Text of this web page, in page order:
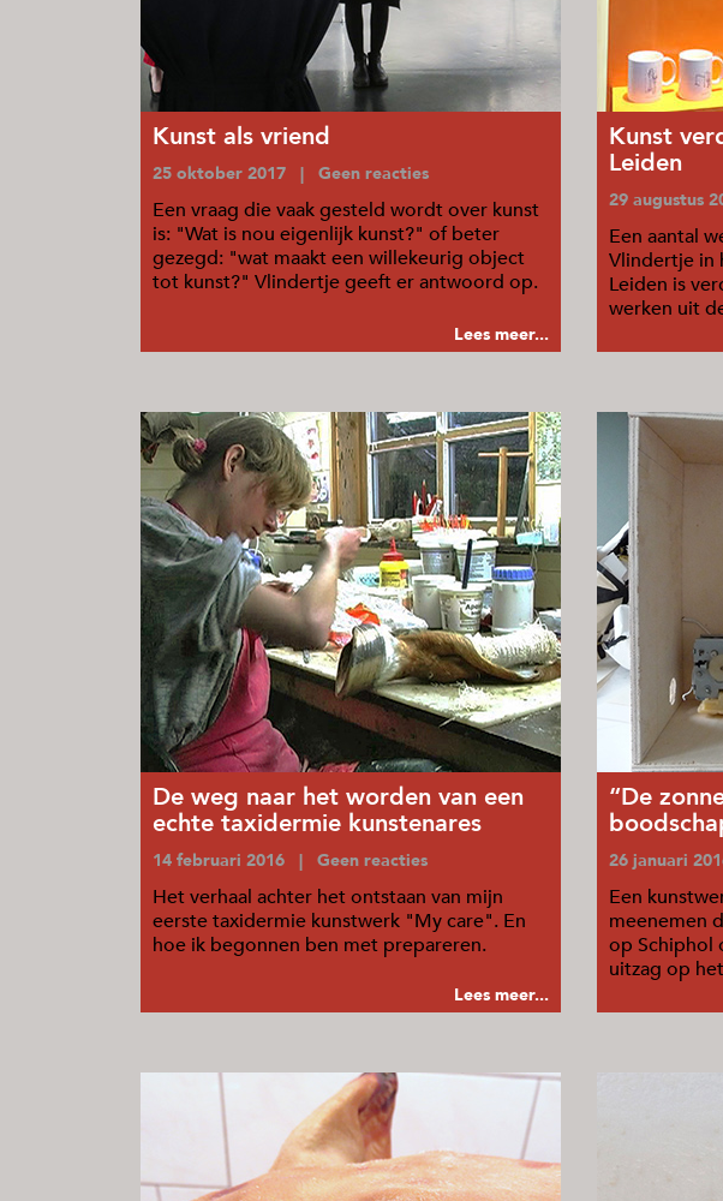
Kunst als vriend
25 oktober 2017 | Geen reacties
Een vraag die vaak gesteld wordt over kunst
is: "Wat is nou eigenlijk kunst?" of beter
gezegd: "wat maakt een willekeurig object
tot kunst?" Vlindertje geeft er antwoord op.
Lees meer...
Kunst
Leiden
29 augustus
Een aantal
Vlindertje in
Leiden is
werken uit
De weg naar het worden van een
echte taxidermie kunstenares
14 februari 2016 | Geen reacties
Het verhaal achter het ontstaan van mijn
eerste taxidermie kunstwerk "My care". En
hoe ik begonnen ben met prepareren.
Lees meer...
“De
26 januari
Een
meenemen
op Schiphol
uitzag op